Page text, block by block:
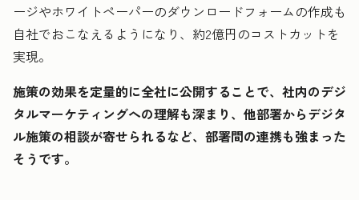
ージやホワイトペーパーのダウンロードフォームの作成も
自社でおこなえるようになり、約2億円のコストカットを
実現。
施策の効果を定量的に全社に公開することで、社内のデジ
タルマーケティングへの理解も深まり、他部署からデジタ
ル施策の相談が寄せられるなど、部署間の連携も強まった
そうです。